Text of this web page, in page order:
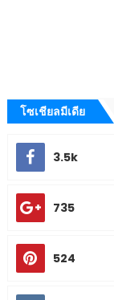
โซเชียลมีเดีย
3.5k
735
524